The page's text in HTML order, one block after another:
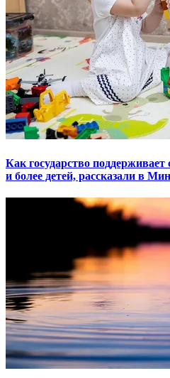
Как государство
и более детей, рассказали в